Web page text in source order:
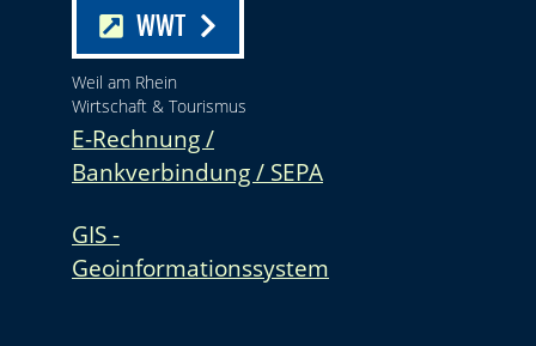
WWT
Weil am Rhein
Wirtschaft & Tourismus
E-Rechnung /
Bankverbindung / SEPA
GIS -
Geoinformationssystem